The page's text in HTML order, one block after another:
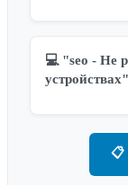
💻 "seo - Не
устройствах"
📋